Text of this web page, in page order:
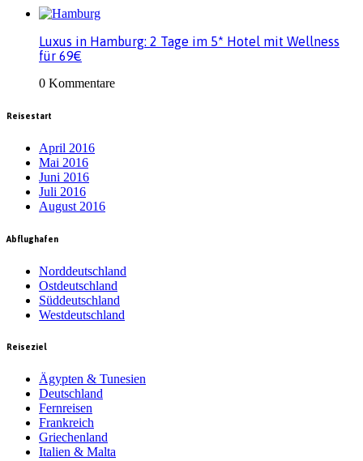
Luxus in Hamburg: 2 Tage im 5* Hotel mit Wellness
für 69€
0 Kommentare
Reisestart
April 2016
Mai 2016
Juni 2016
Juli 2016
August 2016
Abflughafen
Norddeutschland
Ostdeutschland
Süddeutschland
Westdeutschland
Reiseziel
Ägypten & Tunesien
Deutschland
Fernreisen
Frankreich
Griechenland
Italien & Malta